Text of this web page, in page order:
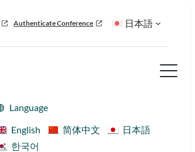
Authenticate Conference 日本語
Language
English
简体中文
日本語
한국어